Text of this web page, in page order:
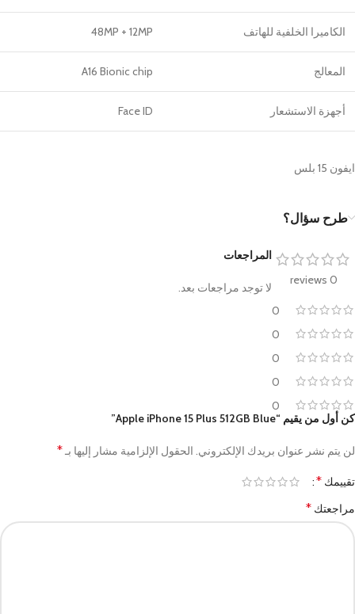
الكاميرا الخلفية للهاتف 48MP + 12MP
المعالج A16 Bionic chip
أجهزة الاستشعار Face ID
ايفون 15 بلس
طرح سؤال؟
0 reviews
0
0
0
0
0
المراجعات
لا توجد مراجعات بعد.
كن أول من يقيم “Apple iPhone 15 Plus 512GB Blue”
لن يتم نشر عنوان بريدك الإلكتروني. الحقول الإلزامية مشار إليها بـ*
تقييمك *
مراجعتك *